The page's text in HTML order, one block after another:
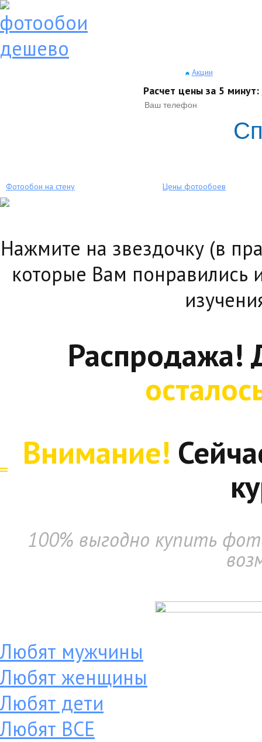
Акции
Расчет цены за 5 минут:
Фотообои на стену Цены фотообоев
Нажмите на звездочку (в
которые Вам понравились
Распродажа!
Внимание!
100% выгодно купить
Любят мужчины
Любят женщины
Любят дети
Любят ВСЕ